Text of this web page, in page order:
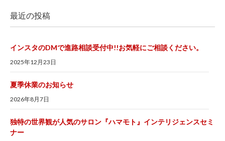
最近の投稿
インスタのDMで進路相談受付中!!お気軽にご相談ください。
2025年12月23日
夏季休業のお知らせ
2026年8月7日
独特の世界観が人気のサロン『ハマモト』インテリジェンスセミ
ナー